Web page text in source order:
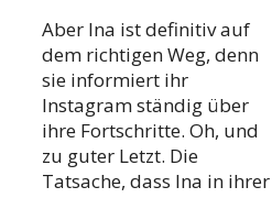
Aber Ina ist definitiv auf
dem richtigen Weg, denn
sie informiert ihr
Instagram ständig über
ihre Fortschritte. Oh, und
zu guter Letzt. Die
Tatsache, dass Ina in ihrer